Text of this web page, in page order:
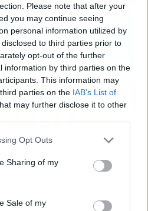
Please note that after your
you may continue seeing
personal information utilized by
to third parties prior to
opt-out of the further
information by third parties on the
This information may
parties on the IAB’s List of
may further disclose it to other
Opt Outs
Sharing of my
Sale of my
Estanque